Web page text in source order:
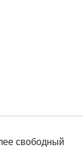
свободный